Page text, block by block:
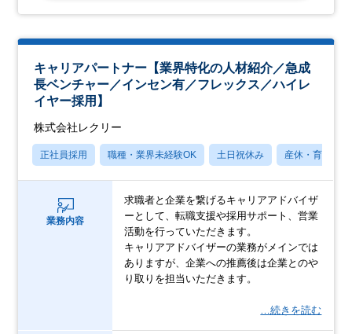
キャリアパートナー【業界特化の人材紹介／急成
長ベンチャー／インセン有／フレックス／ハイレ
イヤー採用】
株式会社レクリー
正社員採用 職種・業界未経験OK 土日祝休み 産休・育休あり
業務内容
求職者と企業を繋げるキャリアアドバイザ
ーとして、転職支援や採用サポート、営業
活動を行っていただきます。
キャリアアドバイザーの業務がメインでは
ありますが、企業への推薦後は企業とのや
り取りを担当いただきます。
…続きを読む